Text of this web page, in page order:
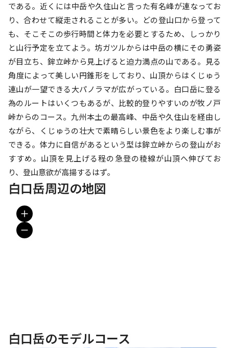
である。近くには中岳や久住山と言った有名峰が連なってお
り、合わせて縦走されることが多い。どの登山口から登って
も、そこそこの歩行時間と体力を必要とするため、しっかり
と山行予定を立てよう。坊ガツルからは中岳の横にその勇姿
が目立ち、鉾立峠から見上げると迫力満点の山である。見る
角度によって美しい円錐形をしており、山頂からはくじゅう
連山が一望できる大パノラマが広がっている。白口岳に登る
為のルートはいくつもあるが、比較的登りやすいのが牧ノ戸
峠からのコース。九州本土の最高峰、中岳や久住山を経由し
ながら、くじゅうの壮大で素晴らしい景色をより楽しむ事が
できる。体力に自信があるという型は鉾立峠からの登山がお
すすめ。山頂を見上げる程の急登の稜線が山頂へ伸びてお
り、登山意欲が高揚するはず。
白口岳周辺の地図
白口岳のモデルコース